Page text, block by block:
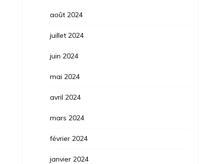
août 2024
juillet 2024
juin 2024
mai 2024
avril 2024
mars 2024
février 2024
janvier 2024